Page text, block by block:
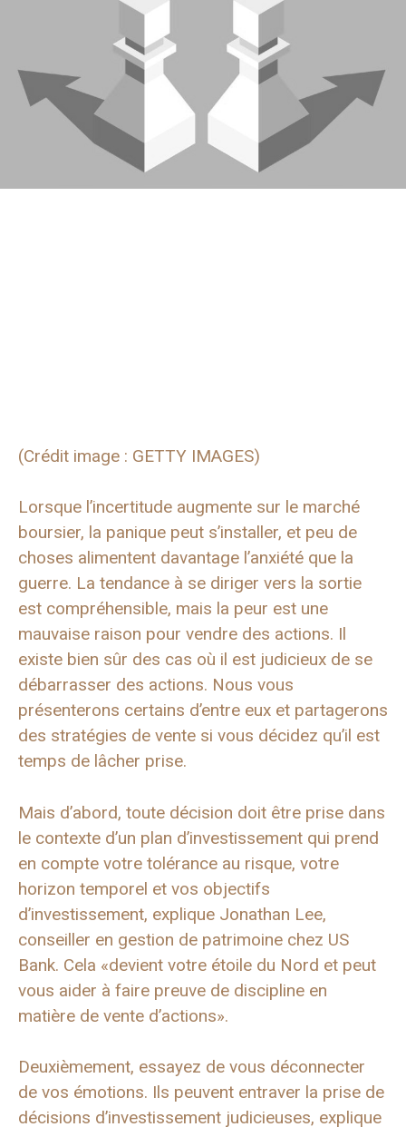
(Crédit image : GETTY IMAGES)
Lorsque l’incertitude augmente sur le marché
boursier, la panique peut s’installer, et peu de
choses alimentent davantage l’anxiété que la
guerre. La tendance à se diriger vers la sortie
est compréhensible, mais la peur est une
mauvaise raison pour vendre des actions. Il
existe bien sûr des cas où il est judicieux de se
débarrasser des actions. Nous vous
présenterons certains d’entre eux et partagerons
des stratégies de vente si vous décidez qu’il est
temps de lâcher prise.
Mais d’abord, toute décision doit être prise dans
le contexte d’un plan d’investissement qui prend
en compte votre tolérance au risque, votre
horizon temporel et vos objectifs
d’investissement, explique Jonathan Lee,
conseiller en gestion de patrimoine chez US
Bank. Cela «devient votre étoile du Nord et peut
vous aider à faire preuve de discipline en
matière de vente d’actions».
Deuxièmement, essayez de vous déconnecter
de vos émotions. Ils peuvent entraver la prise de
décisions d’investissement judicieuses, explique